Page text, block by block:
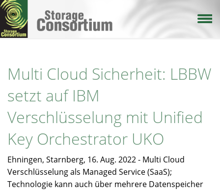
Direkt
zum
Inhalt
Multi Cloud Sicherheit: LBBW
setzt auf IBM
Verschlüsselung mit Unified
Key Orchestrator UKO
Ehningen, Starnberg, 16. Aug. 2022 - Multi Cloud
Verschlüsselung als Managed Service (SaaS);
Technologie kann auch über mehrere Datenspeicher